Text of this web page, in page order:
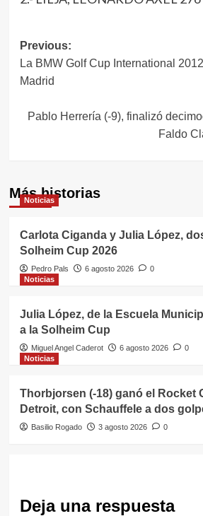
Navegación
de
Previous:
La BMW Golf Cup International
Madrid
Pablo Herrería (-9), finalizó
Faldo
Más historias
Noticias
Carlota Ciganda y Julia López,
Solheim Cup 2026
Pedro Pals 6 agosto 2026
0
Noticias
Julia López, de la Escuela
a la Solheim Cup
Miguel Angel Caderot 6 agosto 2026
0
Noticias
Thorbjorsen (-18) ganó el Rocket
Detroit, con Schauffele a dos
Basilio Rogado 3 agosto 2026 0
Deja una respuesta